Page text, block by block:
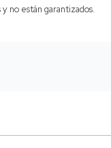
no están garantizados.